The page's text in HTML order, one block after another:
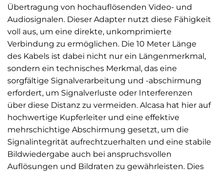
Übertragung von hochauflösenden Video- und
Audiosignalen. Dieser Adapter nutzt diese Fähigkeit
voll aus, um eine direkte, unkomprimierte
Verbindung zu ermöglichen. Die 10 Meter Länge
des Kabels ist dabei nicht nur ein Längenmerkmal,
sondern ein technisches Merkmal, das eine
sorgfältige Signalverarbeitung und -abschirmung
erfordert, um Signalverluste oder Interferenzen
über diese Distanz zu vermeiden. Alcasa hat hier auf
hochwertige Kupferleiter und eine effektive
mehrschichtige Abschirmung gesetzt, um die
Signalintegrität aufrechtzuerhalten und eine stabile
Bildwiedergabe auch bei anspruchsvollen
Auflösungen und Bildraten zu gewährleisten. Dies